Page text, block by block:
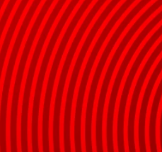
Endereço de email
Escreva uma